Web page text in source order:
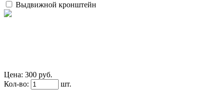
Выдвижной кронштейн
Цена: 300 руб.
Кол-во:
шт.